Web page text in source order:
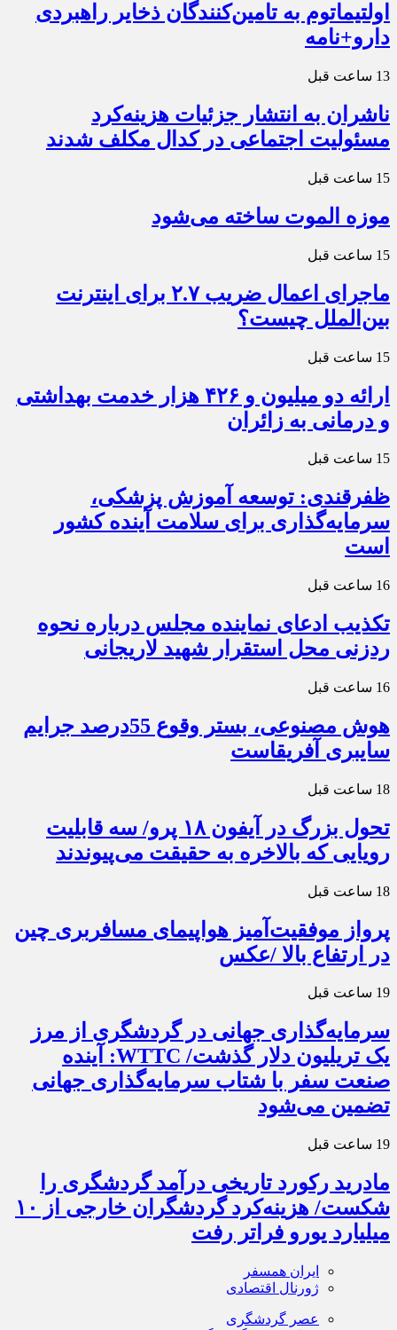
اولتیماتوم به تامین‌کنندگان ذخایر راهبردی
دارو+نامه
13 ساعت قبل
ناشران به انتشار جزئیات هزینه‌کرد
مسئولیت اجتماعی در کدال مکلف شدند
15 ساعت قبل
موزه الموت ساخته می‌شود
15 ساعت قبل
ماجرای اعمال ضریب ۲.۷ برای اینترنت
بین‌الملل چیست؟
15 ساعت قبل
ارائه دو میلیون و ۴۲۶ هزار خدمت بهداشتی
و درمانی به زائران
15 ساعت قبل
ظفرقندی: توسعه آموزش پزشکی،
سرمایه‌گذاری برای سلامت آینده کشور
است
16 ساعت قبل
تکذیب ادعای نماینده مجلس درباره نحوه
ردزنی محل استقرار شهید لاریجانی
16 ساعت قبل
هوش مصنوعی، بستر وقوع 55درصد جرایم
سایبری آفریقاست
18 ساعت قبل
تحول بزرگ در آیفون ۱۸ پرو/ سه قابلیت
رویایی که بالاخره به حقیقت می‌پیوندند
18 ساعت قبل
پرواز موفقیت‌آمیز هواپیمای مسافربری چین
در ارتفاع بالا /عکس
19 ساعت قبل
سرمایه‌گذاری جهانی در گردشگری از مرز
یک تریلیون دلار گذشت/ WTTC: آینده
صنعت سفر با شتاب سرمایه‌گذاری جهانی
تضمین می‌شود
19 ساعت قبل
مادرید رکورد تاریخی درآمد گردشگری را
شکست/ هزینه‌کرد گردشگران خارجی از ۱۰
میلیارد یورو فراتر رفت
ایران همسفر
ژورنال اقتصادی
عصر گردشگری